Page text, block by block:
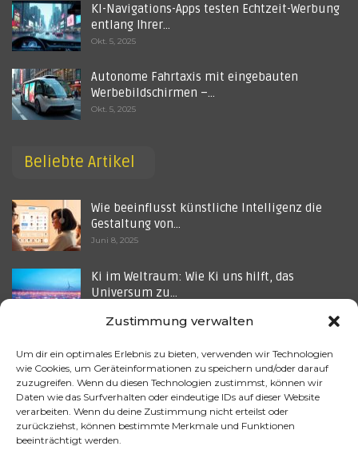
Zustimmung verwalten
Um dir ein optimales Erlebnis zu bieten, verwenden wir Technologien
wie Cookies, um Geräteinformationen zu speichern und/oder darauf
zuzugreifen. Wenn du diesen Technologien zustimmst, können wir
Daten wie das Surfverhalten oder eindeutige IDs auf dieser Website
verarbeiten. Wenn du deine Zustimmung nicht erteilst oder
zurückziehst, können bestimmte Merkmale und Funktionen
beeinträchtigt werden.
KI-Navigations-Apps testen Echtzeit-Werbung
entlang Ihrer…
Okt. 5, 2025
Autonome Fahrtaxis mit eingebauten
Werbebildschirmen –…
Okt. 5, 2025
Beliebte Artikel
Wie beeinflusst künstliche Intelligenz die
Gestaltung von…
Juni 8, 2025
Ki im Weltraum: Wie Ki uns hilft, das
Universum zu…
Steuerung in Richtung…
Aug. 8, 2025
Datenzentren im Dauerbetrieb – Wie KI-
Werbung die CO₂-Bilanz…
Okt. 5, 2025